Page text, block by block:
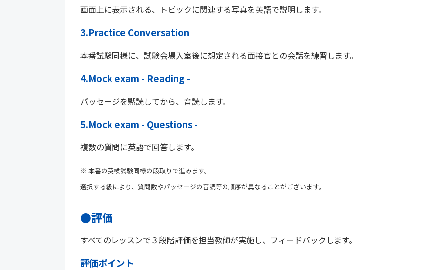
画面上に表示される、トピックに関連する写真を英語で説明します。
3.Practice Conversation
本番試験同様に、試験会場入室後に想定される面接官との会話を練習します。
4.Mock exam - Reading -
パッセージを黙読してから、音読します。
5.Mock exam - Questions -
複数の質問に英語で回答します。
※ 本番の英検試験同様の段取りで進みます。
選択する級により、質問数やパッセージの音読等の順序が異なることがございます。
●評価
すべてのレッスンで３段階評価を担当教師が実施し、フィードバックします。
評価ポイント